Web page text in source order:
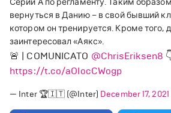
Серии А по регламенту. Таким
вернуться в Данию – в свой бывший
котором он тренируется. Кроме того,
заинтересовал «Аякс».
🚨 | COMUNICATO @ChrisEriksen8
https://t.co/aOIocCWogp
— Inter 🏆🇮🇹 (@Inter) December 17, 2021